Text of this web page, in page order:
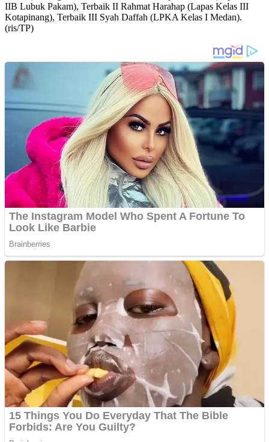
IIB Lubuk Pakam), Terbaik II Rahmat Harahap (Lapas Kelas III
Kotapinang), Terbaik III Syah Daffah (LPKA Kelas I Medan).
(ris/TP)